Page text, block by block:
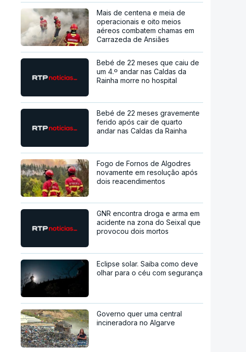
Mais de centena e meia de
operacionais e oito meios
aéreos combatem chamas em
Carrazeda de Ansiães
Bebé de 22 meses que caiu de
um 4.º andar nas Caldas da
Rainha morre no hospital
Bebé de 22 meses gravemente
ferido após cair de quarto
andar nas Caldas da Rainha
Fogo de Fornos de Algodres
novamente em resolução após
dois reacendimentos
GNR encontra droga e arma em
acidente na zona do Seixal que
provocou dois mortos
Eclipse solar. Saiba como deve
olhar para o céu com segurança
Governo quer uma central
incineradora no Algarve